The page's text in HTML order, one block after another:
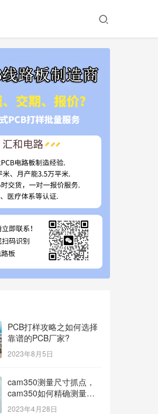
PCB打样攻略之如何选择
靠谱的PCB厂家?
2023年8月5日
cam350测量尺寸抓点，
cam350如何精确测量尺
寸？
2023年4月28日